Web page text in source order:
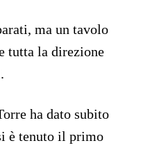
ma un tavolo
tutta la direzione
ha dato subito
è tenuto il primo